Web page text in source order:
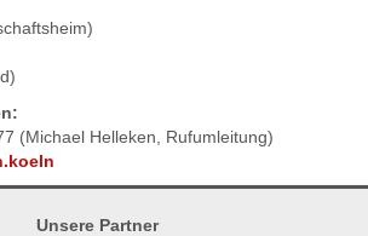
(Michael Helleken, Rufumleitung)
Unsere Partner